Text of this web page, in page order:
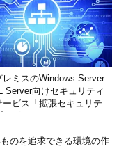
レミスのWindows Server
Server向けセキュリティ
ービス「拡張セキュリティ
のを追求できる環境の作